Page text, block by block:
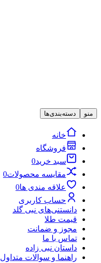
منو دسته‌بندی‌ها
خانه
فروشگاه
سبد خرید0
مقایسه محصولات0
علاقه مندی ها0
حساب کاربری
دانستنی‌های نبی گلد
قیمت طلا
مجوز و ضمانت
تماس با ما
داستان نبی زاده
راهنما و سوالات متداول